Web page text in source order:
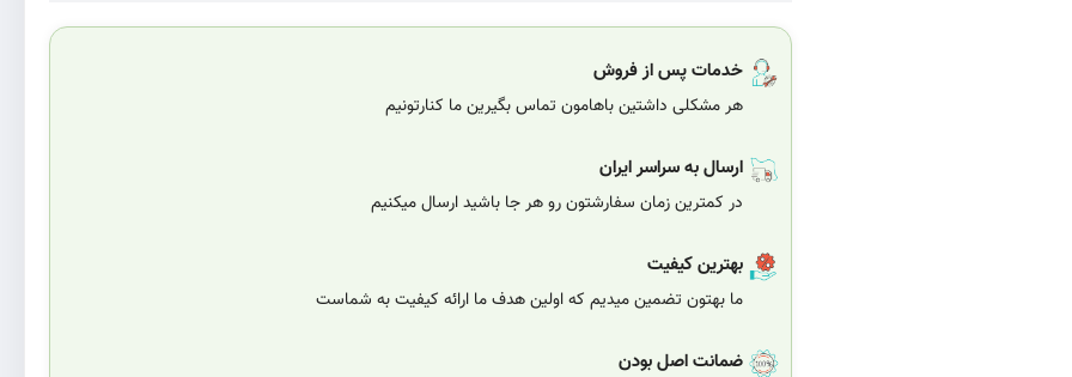
خدمات پس از فروش
هر مشکلی داشتین باهامون تماس بگیرین ما کنارتونیم
ارسال به سراسر ایران
در کمترین زمان سفارشتون رو هر جا باشید ارسال میکنیم
بهترین کیفیت
ما بهتون تضمین میدیم که اولین هدف ما ارائه کیفیت به شماست
ضمانت اصل بودن